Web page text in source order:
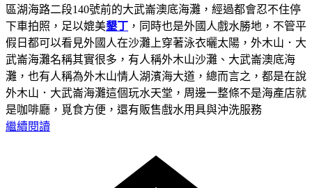
區湖海路二段140號前的大武崙澳底海灘，經過都會忍不住停
下車拍照，足以媲美墾丁 ，同時也是外國人戲水勝地，不管平
假日都可以看見外國人在沙灘上穿著泳衣曬太陽，外木山．大
武崙海灘名稱其實很多，有人稱外木山沙灘、大武崙澳底海
灘，也有人稱為外木山情人湖濱海大道，總而言之，都是在說
外木山．大武崙海灘這個玩水天堂，周邊一整條不是海產店就
是咖啡廳，覓食方便，還有販售戲水用具與沖洗服務
繼續閱讀